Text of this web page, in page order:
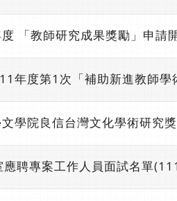
「教師研究成果獎勵」申請
年度第1次「補助新進教師
學院良信台灣文化學術研究
應聘專案工作人員面試名單